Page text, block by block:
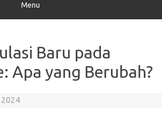
Menu
Baru pada
Apa yang Berubah?